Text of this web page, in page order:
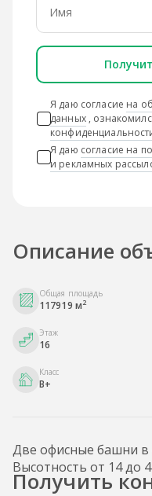
Я даю согласие на
данных,
Я даю согласие на
и рекламных
Описание
Общая площадь
117919 м2
Этаж
16
Класс
B+
Две офисные башни в
Высотность от 14 до
Получить